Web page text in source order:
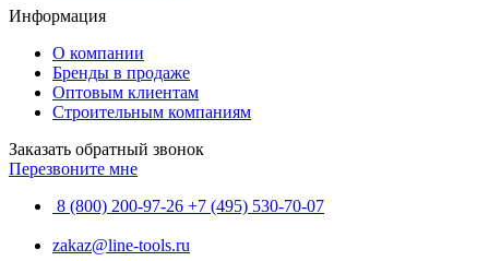
Информация
О компании
Бренды в продаже
Оптовым клиентам
Строительным компаниям
Заказать обратный звонок
Перезвоните мне
8 (800) 200-97-26 +7 (495) 530-70-07
zakaz@line-tools.ru